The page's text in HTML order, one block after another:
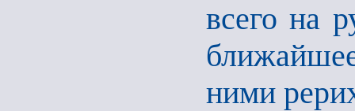
всего на
ними